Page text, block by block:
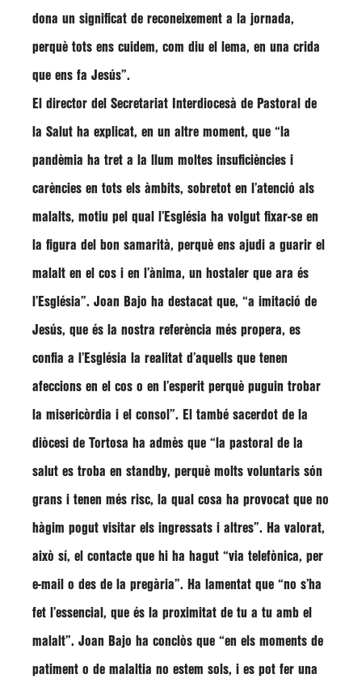
dona un significat de reconeixement a la jornada,
perquè tots ens cuidem, com diu el lema, en una crida
que ens fa Jesús”.
El director del Secretariat Interdiocesà de Pastoral de
la Salut ha explicat, en un altre moment, que “la
pandèmia ha tret a la llum moltes insuficiències i
carències en tots els àmbits, sobretot en l’atenció als
malalts, motiu pel qual l’Església ha volgut fixar-se en
la figura del bon samarità, perquè ens ajudi a guarir el
malalt en el cos i en l’ànima, un hostaler que ara és
l’Església”. Joan Bajo ha destacat que, “a imitació de
Jesús, que és la nostra referència més propera, es
confia a l’Església la realitat d’aquells que tenen
afeccions en el cos o en l’esperit perquè puguin trobar
la misericòrdia i el consol”. El també sacerdot de la
diòcesi de Tortosa ha admès que “la pastoral de la
salut es troba en standby, perquè molts voluntaris són
grans i tenen més risc, la qual cosa ha provocat que no
hàgim pogut visitar els ingressats i altres”. Ha valorat,
això sí, el contacte que hi ha hagut “via telefònica, per
e-mail o des de la pregària”. Ha lamentat que “no s’ha
fet l’essencial, que és la proximitat de tu a tu amb el
malalt”. Joan Bajo ha conclòs que “en els moments de
patiment o de malaltia no estem sols, i es pot fer una